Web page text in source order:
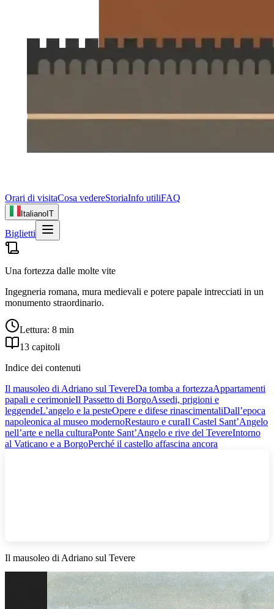
Orari di visitaCosa vedereStoriaInfo utiliFAQ
Italiano IT
Biglietti
Una fortezza dalle molte vite
Ingegneria romana, mura medievali e potere papale intrecciati in un
monumento straordinario.
Lettura: 8 min
13 capitoli
Indice dei contenuti
Il mausoleo di Adriano sul TevereDa tomba a fortezzaAppartamenti
papali e cerimonieIl Passetto di BorgoAssedi, prigioni e
leggendeL’angelo e la pesteOpere e difese rinascimentaliDall’epoca
napoleonica al museo modernoRestauro e curaIl Castel Sant’Angelo
nell’arte e nella culturaPonte Sant’Angelo e rive del TevereIntorno
al Vaticano e a BorgoPerché il castello affascina ancora
Il mausoleo di Adriano sul Tevere